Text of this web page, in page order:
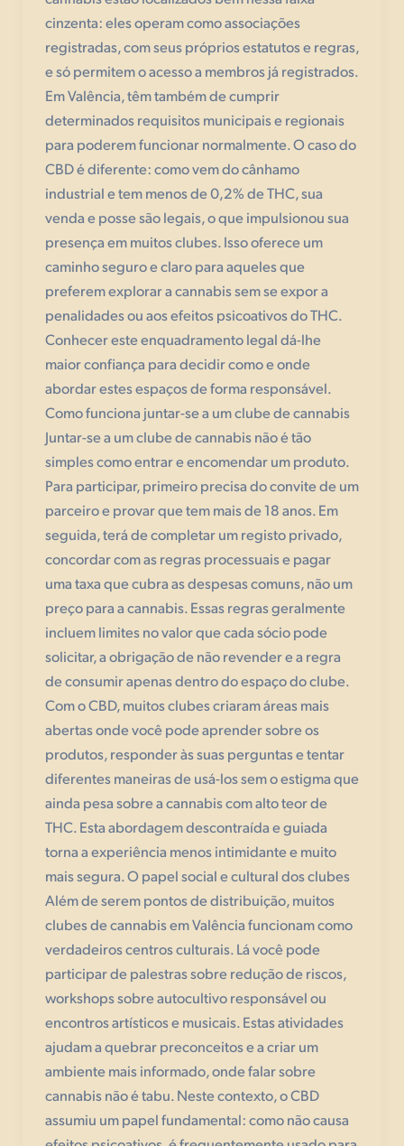
cinzenta: eles operam como associações
registradas, com seus próprios estatutos e regras,
e só permitem o acesso a membros já registrados.
Em Valência, têm também de cumprir
determinados requisitos municipais e regionais
para poderem funcionar normalmente. O caso do
CBD é diferente: como vem do cânhamo
industrial e tem menos de 0,2% de THC, sua
venda e posse são legais, o que impulsionou sua
presença em muitos clubes. Isso oferece um
caminho seguro e claro para aqueles que
preferem explorar a cannabis sem se expor a
penalidades ou aos efeitos psicoativos do THC.
Conhecer este enquadramento legal dá-lhe
maior confiança para decidir como e onde
abordar estes espaços de forma responsável.
Como funciona juntar-se a um clube de cannabis
Juntar-se a um clube de cannabis não é tão
simples como entrar e encomendar um produto.
Para participar, primeiro precisa do convite de um
parceiro e provar que tem mais de 18 anos. Em
seguida, terá de completar um registo privado,
concordar com as regras processuais e pagar
uma taxa que cubra as despesas comuns, não um
preço para a cannabis. Essas regras geralmente
incluem limites no valor que cada sócio pode
solicitar, a obrigação de não revender e a regra
de consumir apenas dentro do espaço do clube.
Com o CBD, muitos clubes criaram áreas mais
abertas onde você pode aprender sobre os
produtos, responder às suas perguntas e tentar
diferentes maneiras de usá-los sem o estigma que
ainda pesa sobre a cannabis com alto teor de
THC. Esta abordagem descontraída e guiada
torna a experiência menos intimidante e muito
mais segura. O papel social e cultural dos clubes
Além de serem pontos de distribuição, muitos
clubes de cannabis em Valência funcionam como
verdadeiros centros culturais. Lá você pode
participar de palestras sobre redução de riscos,
workshops sobre autocultivo responsável ou
encontros artísticos e musicais. Estas atividades
ajudam a quebrar preconceitos e a criar um
ambiente mais informado, onde falar sobre
cannabis não é tabu. Neste contexto, o CBD
assumiu um papel fundamental: como não causa